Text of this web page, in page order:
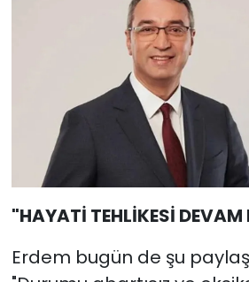
"HAYATİ TEHLİKESİ DEVAM
Erdem bugün de şu